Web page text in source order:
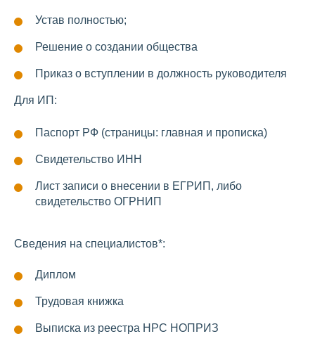
Устав полностью;
Решение о создании общества
Приказ о вступлении в должность руководителя
Для ИП:
Паспорт РФ (страницы: главная и прописка)
Свидетельство ИНН
Лист записи о внесении в ЕГРИП, либо
свидетельство ОГРНИП
Сведения на специалистов*:
Диплом
Трудовая книжка
Выписка из реестра НРС НОПРИЗ